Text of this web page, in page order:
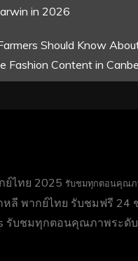
in 2026
Should Know
Fashion Content in
ย์ไทย 2025 รับชมทุกตอนคุณภ
หลี พากย์ไทย รับชมฟรี 24
รับชมทุกตอนคุณภาพระดับ